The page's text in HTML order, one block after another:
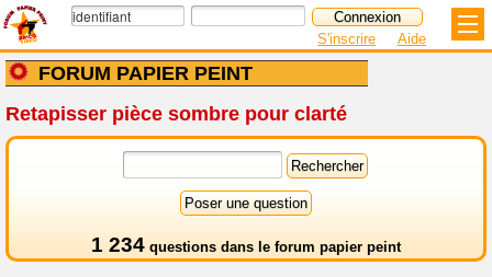
FORUM PAPIER PEINT
S'inscrire Aide
Retapisser pièce sombre pour clarté
1 234 questions dans le forum papier peint